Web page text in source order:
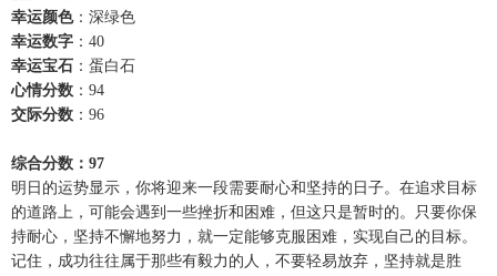
幸运颜色：深绿色
幸运数字 ：40
幸运宝石 ：蛋白石
心情分数 ：94
交际分数 ：96
综合分数：97
明日的运势显示，你将迎来一段需要耐心和坚持的日子。在追求目标
的道路上，可能会遇到一些挫折和困难，但这只是暂时的。只要你保
持耐心，坚持不懈地努力，就一定能够克服困难，实现自己的目标。
记住，成功往往属于那些有毅力的人，不要轻易放弃，坚持就是胜